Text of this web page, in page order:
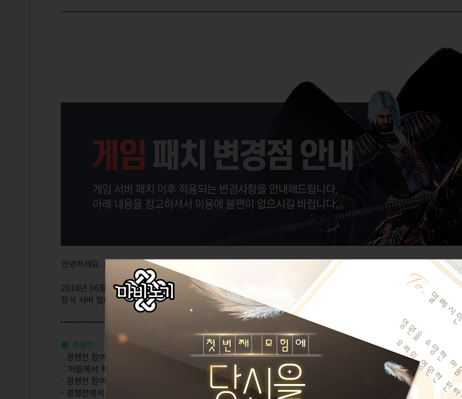
안녕하세요. GM
입니다.
2018년 06월 21일 목요일
정식 서버 업데이트 후 적용되는 변경점은 다음과 같습니다
■ 경쟁전
- 경쟁전 참여 시 마을에서 획득한 상태효과의 아이콘은 표시되지 않지만, 실제로 적용되고 있던 현상을 수정합니다.
: 마을에서 획득한 상태효과는 적용되지 않도록 수정합니다.
- 경쟁전 참여 조건에 해당하는 전투력과 테크닉을 온천 등의 상태효과로 충당하여 출정할 수 있는 현상을 수정합니다.
- 경쟁전에서 획득할 수 있는 황야의 인장 개수를 상향 조정합니다.